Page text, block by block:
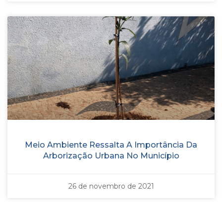
Meio Ambiente Ressalta A Importância Da
Arborização Urbana No Município
26 de novembro de 2021